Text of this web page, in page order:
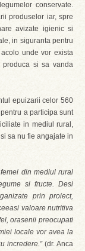
conservate.
produselor iar, spre
avizate igienic si
in siguranta pentru
unde vor exista
si sa vanda
epuizarii celor 560
a participa sunt
in mediul rural,
sa nu fie angajate in
din mediul rural
si fructe. Desi
prin proiect,
valoare nutritiva
orasenii preocupati
locale vor avea la
incredere.”(dr. Anca